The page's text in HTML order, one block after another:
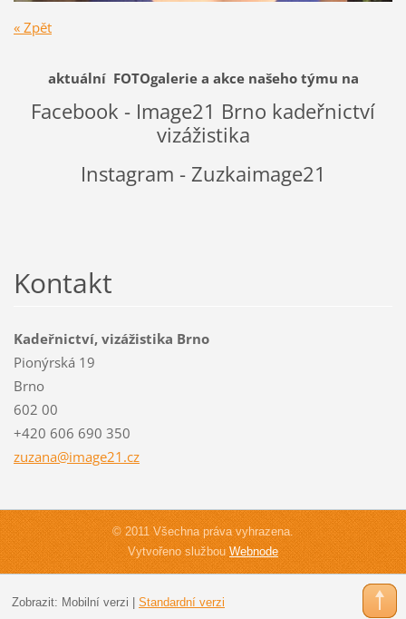
« Zpět
aktuální FOTOgalerie a akce našeho týmu na
Facebook - Image21 Brno kadeřnictví
vizážistika
Instagram - Zuzkaimage21
Kontakt
Kadeřnictví, vizážistika Brno
Pionýrská 19
Brno
602 00
+420 606 690 350
zuzana@image21.cz
© 2011 Všechna práva vyhrazena.
Vytvořeno službouWebnode
Zobrazit: Mobilní verzi | Standardní verzi